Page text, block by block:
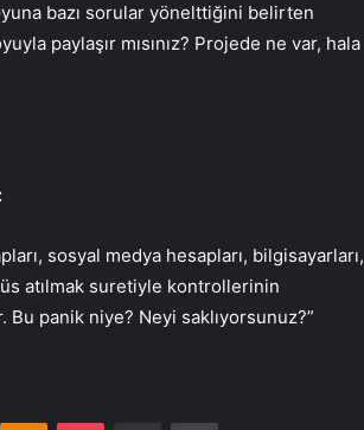
bazı sorular yönelttiğini belirten
paylaşır mısınız? Projede ne var, hala
sosyal medya hesapları, bilgisayarları,
atılmak suretiyle kontrollerinin
panik niye? Neyi saklıyorsunuz?”
Odnoklassniki
Pocket E-Posta ile paylaş Yazdır